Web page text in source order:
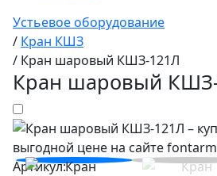
Устьевое оборудование
/ Кран КШЗ
/ Кран шаровый КШЗ-121Л
Кран шаровый
Артикул: